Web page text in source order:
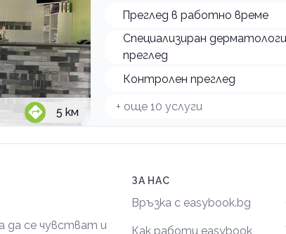
5 км
Преглед в работно време
Специализиран
преглед
Контролен преглед
+ още 10 услуги
да се чувстват и
ЗА НАС
Връзка с easybook.bg
Как работи easybook